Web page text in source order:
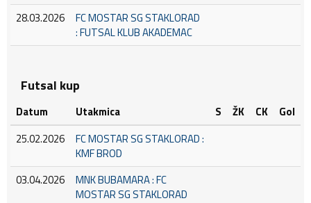
28.03.2026
FC MOSTAR SG STAKLORAD
: FUTSAL KLUB AKADEMAC
Futsal kup
Datum Utakmica S ŽK CK
Gol
25.02.2026
FC MOSTAR SG STAKLORAD :
KMF BROD
03.04.2026
MNK BUBAMARA : FC
MOSTAR SG STAKLORAD